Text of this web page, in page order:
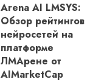
Arena AI LMSYS:
Обзор рейтингов
нейросетей на
платформе
ЛМАрене от
AIMarketCap